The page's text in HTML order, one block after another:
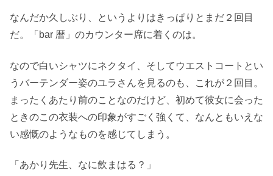
なんだか久しぶり、というよりはきっぱりとまだ２回目
だ。「bar 暦」のカウンター席に着くのは。
なので白いシャツにネクタイ、そしてウエストコートとい
うバーテンダー姿のユラさんを見るのも、これが２回目。
まったくあたり前のことなのだけど、初めて彼女に会った
ときのこの衣装への印象がすごく強くて、なんともいえな
い感慨のようなものを感じてしまう。
「あかり先生、なに飲まはる？」